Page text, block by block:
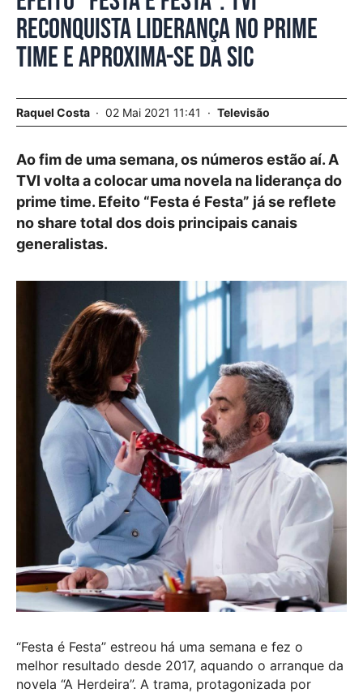
reconquista liderança no prime
time e aproxima-se da SIC
Raquel Costa 02 Mai 2021 11:41 Televisão
Ao fim de uma semana, os números estão aí. A
TVI volta a colocar uma novela na liderança do
prime time. Efeito “Festa é Festa” já se reflete
no share total dos dois principais canais
generalistas.
“Festa é Festa” estreou há uma semana e fez o
melhor resultado desde 2017, aquando o arranque da
novela “A Herdeira”. A trama, protagonizada por